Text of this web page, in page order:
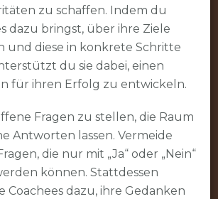
zu schaffen. Indem du
dazu bringst, über ihre Ziele
und diese in konkrete Schritte
du sie dabei, einen
für ihren Erfolg zu entwickeln.
Fragen zu stellen, die Raum
Antworten lassen. Vermeide
die nur mit „Ja“ oder „Nein“
können. Stattdessen
Coachees dazu, ihre Gedanken